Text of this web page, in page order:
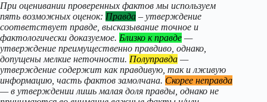
При оценивании проверенных фактов мы используем
пять возможных оценок: Правда – утверждение
соответствует правде, высказывание точное и
фактологически доказуемое. Близко к правде —
утверждение преимущественно правдиво, однако,
допущены мелкие неточности. Полуправда —
утверждение содержит как правдивую, так и лживую
информацию, часть фактов замолчана. Скорее неправда
— в утверждении лишь малая доля правды, однако не